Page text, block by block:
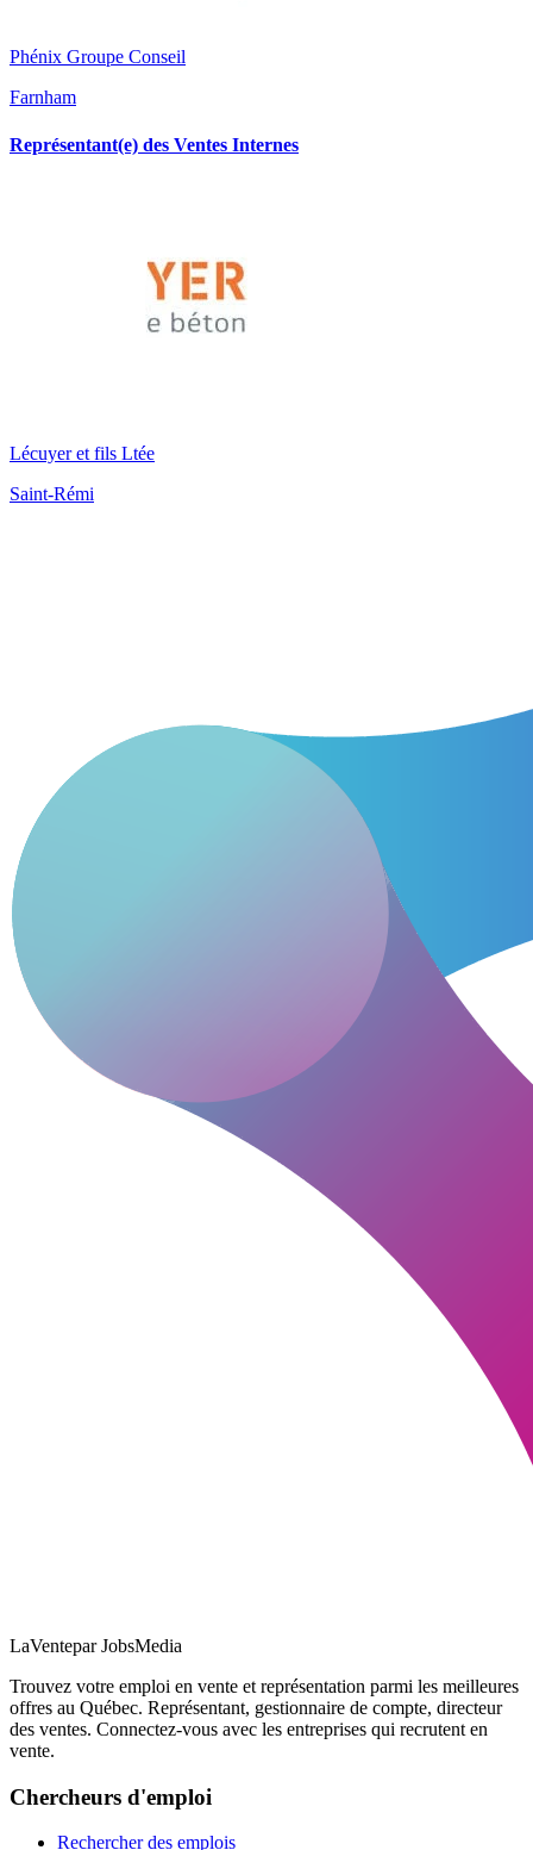
Phénix Groupe Conseil
Farnham
Représentant(e) des Ventes Internes
Lécuyer et fils Ltée
Saint-Rémi
LaVentepar JobsMedia
Trouvez votre emploi en vente et représentation parmi les meilleures
offres au Québec. Représentant, gestionnaire de compte, directeur
des ventes. Connectez-vous avec les entreprises qui recrutent en
vente.
Chercheurs d'emploi
Rechercher des emplois